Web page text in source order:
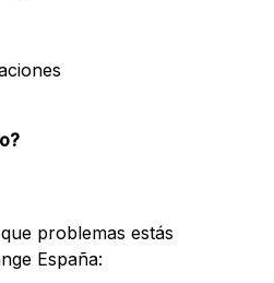
problemas estás
España: